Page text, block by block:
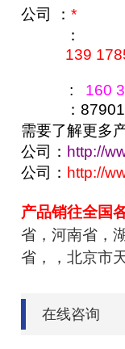
公司 ： *
：
139
: 160
：
需要了解更多
公司： http://
公司： http://
产品销往全国
省，河南省，
省，，北京市
在线咨询